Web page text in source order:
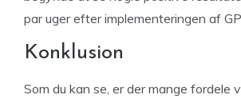
par uger efter implementeringen af
Konklusion
Som du kan se, er der mange fordele